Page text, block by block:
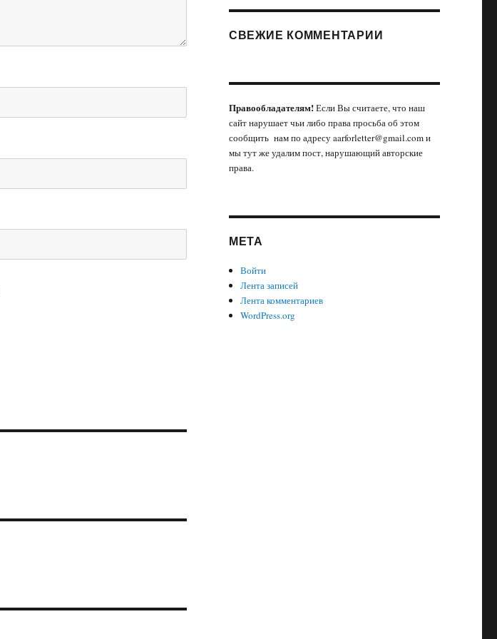
СВЕЖИЕ КОММЕНТАРИИ
Правообладателям!Если Вы считаете, что наш
сайт нарушает чьи либо права просьба об этом
сообщить нам по адресу aarforletter@gmail.com и
мы тут же удалим пост, нарушающий авторские
права.
МЕТА
Войти
Лента записей
Лента комментариев
WordPress.org